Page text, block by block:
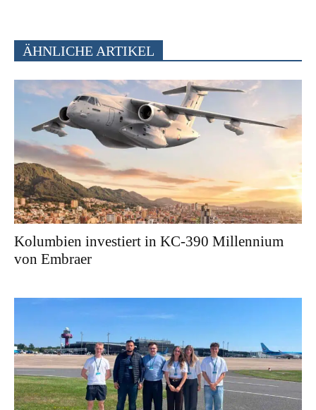
ÄHNLICHE ARTIKEL
Kolumbien investiert in KC-390 Millennium
von Embraer